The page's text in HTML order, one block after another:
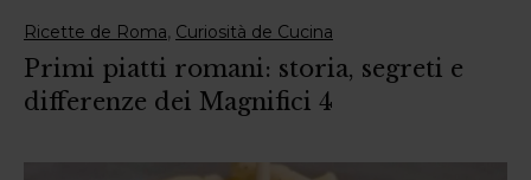
Ricette de Roma, Curiosità de Cucina
Primi piatti romani: storia, segreti e
differenze dei Magnifici 4